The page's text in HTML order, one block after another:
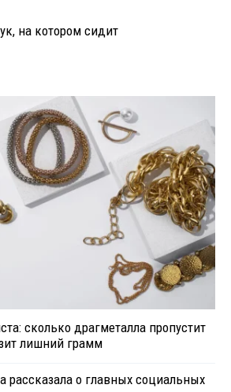
на котором сидит
сколько драгметалла пропустит
лишний грамм
рассказала о главных социальных